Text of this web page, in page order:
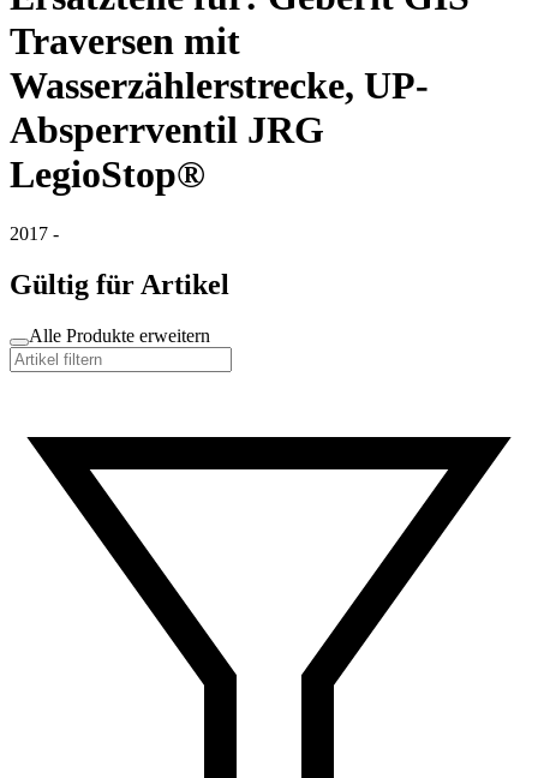
Traversen mit
Wasserzählerstrecke, UP-
Absperrventil JRG
LegioStop®
2017 -
Gültig für Artikel
Alle Produkte erweitern